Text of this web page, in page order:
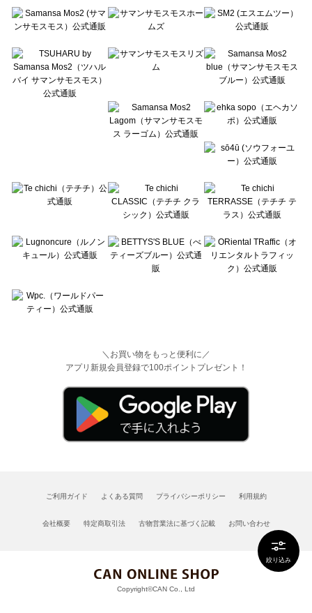
絞り込み
Te chichi（テチチ）のボトムス一覧
Te chichi CLASSIC（テチチ クラシック）のボトムス一覧
Lugnoncure（ルノンキュール）のボトムス一覧
BETTY'S BLUE（べティーズブルー）のボトムス一覧
Wpc.（ワールドパーティー）のボトムス一覧
＼お買い物をもっと便利に／
アプリ新規会員登録で100ポイントプレゼント！
ご利用ガイド よくある質問 プライバシーポリシー 利用規約
会社概要 特定商取引法 古物営業法に基づく記載 お問い合わせ
Copyright©CAN Co., Ltd